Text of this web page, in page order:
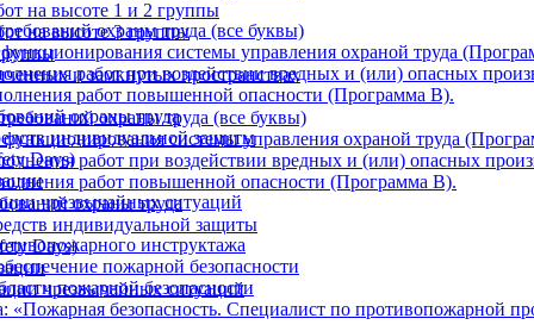
охраны труда (все буквы)
системы управления охраной труда
работ при воздействии вредных и (или) опасных
работ повышенной опасности (Программа В).
охраны труда
индивидуальной защиты
Days)
чрезвычайных ситуаций
инструктажа
пожарной безопасности
пожарной безопасности
«Пожарная безопасность. Специалист по противопожарной
на высоте 1 и 2 группы
на высоте 3 группы
и замкнутых пространствах
охраны труда (все буквы)
системы управления охраной труда
работ при воздействии вредных и (или) опасных
работ повышенной опасности (Программа В).
охраны труда
индивидуальной защиты
Days)
чрезвычайных ситуаций